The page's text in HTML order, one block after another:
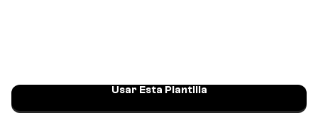
Usar Esta Plantilla